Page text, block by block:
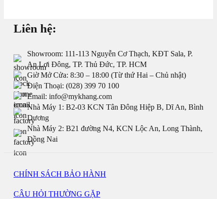
Liên hệ:
Showroom: 111-113 Nguyễn Cơ Thạch, KĐT Sala, P.
An Lợi Đông, TP. Thủ Đức, TP. HCM
Giờ Mở Cửa: 8:30 – 18:00 (Từ thứ Hai – Chủ nhật)
Điện Thoại: (028) 399 70 100
Email: info@mykhang.com
Nhà Máy 1: B2-03 KCN Tân Đông Hiệp B, Dĩ An, Bình
Dương
Nhà Máy 2: B21 đường N4, KCN Lộc An, Long Thành,
Đồng Nai
CHÍNH SÁCH BẢO HÀNH
CÂU HỎI THƯỜNG GẶP